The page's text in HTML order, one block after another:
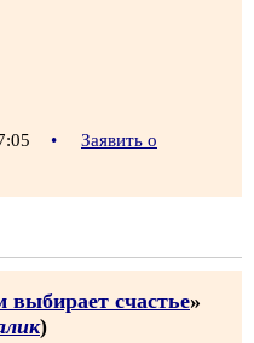
•
Заявить о
счастье»
)